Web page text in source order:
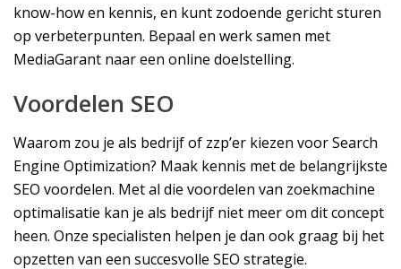
know-how en kennis, en kunt zodoende gericht sturen
op verbeterpunten. Bepaal en werk samen met
MediaGarant naar een online doelstelling.
Voordelen SEO
Waarom zou je als bedrijf of zzp’er kiezen voor Search
Engine Optimization? Maak kennis met de belangrijkste
SEO voordelen. Met al die voordelen van zoekmachine
optimalisatie kan je als bedrijf niet meer om dit concept
heen. Onze specialisten helpen je dan ook graag bij het
opzetten van een succesvolle SEO strategie.